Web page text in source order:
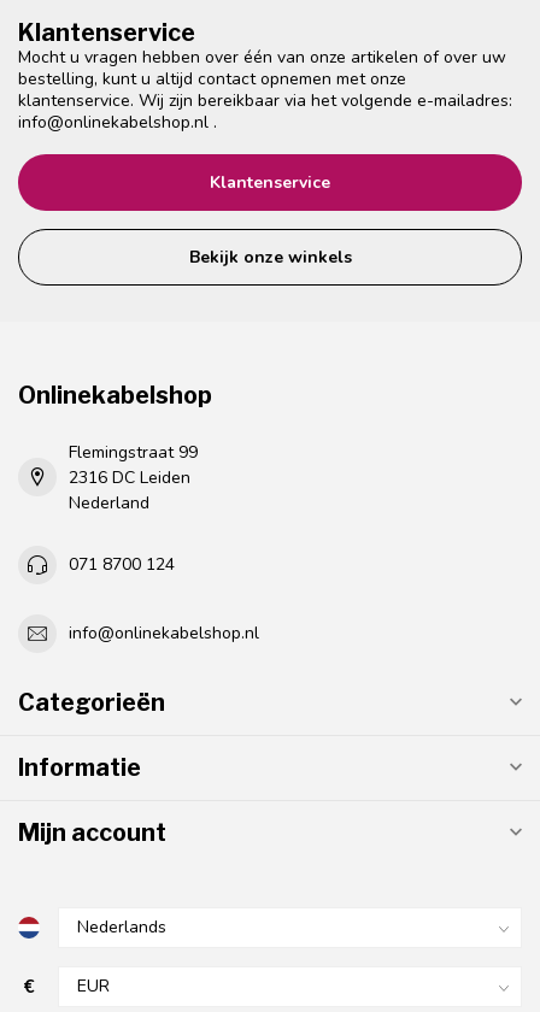
Klantenservice
Mocht u vragen hebben over één van onze artikelen of over uw
bestelling, kunt u altijd contact opnemen met onze
klantenservice. Wij zijn bereikbaar via het volgende e-mailadres:
info@onlinekabelshop.nl .
Klantenservice
Bekijk onze winkels
Onlinekabelshop
Flemingstraat 99
2316 DC Leiden
Nederland
071 8700 124
info@onlinekabelshop.nl
Categorieën
Informatie
Mijn account
€